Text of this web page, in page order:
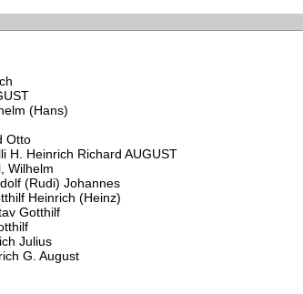
(Hans)
Otto
H. Heinrich Richard AUGUST
Wilhelm
(Rudi) Johannes
Heinrich (Heinz)
Gotthilf
Julius
G. August